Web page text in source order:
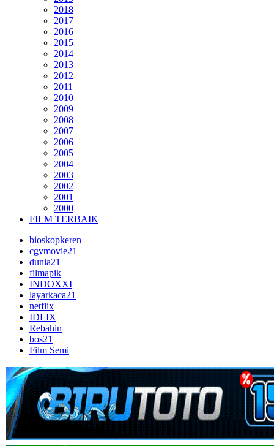
2018
2017
2016
2015
2014
2013
2012
2011
2010
2009
2008
2007
2006
2005
2004
2003
2002
2001
2000
FILM TERBAIK
bioskopkeren
cgvmovie21
dunia21
filmapik
INDOXXI
layarkaca21
netflix
IDLIX
Rebahin
bos21
Film Semi